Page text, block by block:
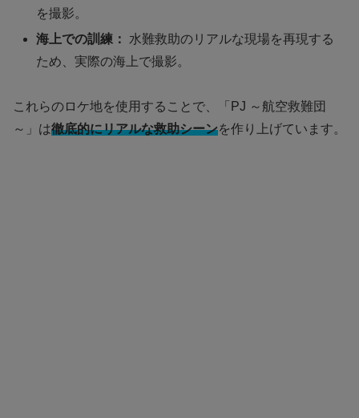
を撮影。
海上での訓練：
水難救助のリアルな現場を再現する
ため、実際の海上で撮影。
これらのロケ地を使用することで、「PJ ～航空救難団
～」は徹底的にリアルな救助シーンを作り上げています。